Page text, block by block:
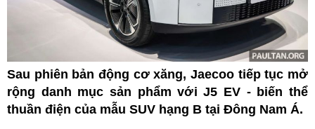
Sau phiên bản động cơ xăng, Jaecoo tiếp tục mở
rộng danh mục sản phẩm với J5 EV - biến thể
thuần điện của mẫu SUV hạng B tại Đông Nam Á.